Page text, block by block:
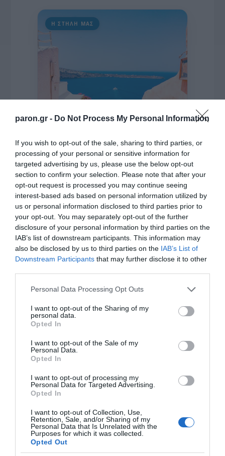
paron.gr - Do Not Process My Personal Information
If you wish to opt-out of the sale, sharing to third parties, or
processing of your personal or sensitive information for
targeted advertising by us, please use the below opt-out
section to confirm your selection. Please note that after your
opt-out request is processed you may continue seeing
interest-based ads based on personal information utilized by
us or personal information disclosed to third parties prior to
your opt-out. You may separately opt-out of the further
disclosure of your personal information by third parties on the
IAB’s list of downstream participants. This information may
also be disclosed by us to third parties on the IAB’s List of
Downstream Participants that may further disclose it to other
Please note that this website/app uses one or more Google
not limited to your visit or usage behaviour. You may click to
grant or deny consent to Google and its third-party tags to
use your data for below specified purposes in below Google
consent section.
Personal Data Processing Opt Outs
I want to opt-out of the Sharing of my
personal data.
Opted In
I want to opt-out of the Sale of my
Personal Data.
Opted In
I want to opt-out of processing my
Personal Data for Targeted Advertising.
Opted In
I want to opt-out of Collection, Use,
Retention, Sale, and/or Sharing of my
Personal Data that Is Unrelated with the
Purposes for which it was collected.
Opted Out
Η ΣΤΗΛΗ ΜΑΣ
της Ζωής μας
Οι άνθρωποι, οι αυθεντικές ιστορίες,
το ελληνικό καλοκαίρι και ένας
πολιτισμός που μας ενώνει κάθε μέρα.
ΓΙΑ ΤΟ ΚΑΛΟΚΑΊΡΙ ΣΟΥ →
Προβληματισμός για την εξωτερική πολιτική
ΥΠΕΞ!
Ψυχρολουσία στην Τούμπα: Ο ΠΑΟΚ πλήρωσε το
«μπλακ άουτ» των 17 δευτερολέπτων και τρέχει για
την ανατροπή στο Βέλγιο
ΠΑΟΚ – Άντερλεχτ LIVE: Η τηλεοπτική μετάδοση του
αγώνα (OPEN)